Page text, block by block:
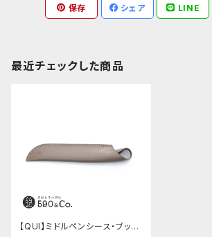
保存 シェア LINE
最近チェックした商品
【QUI】ミドルペンシース・ブッテ